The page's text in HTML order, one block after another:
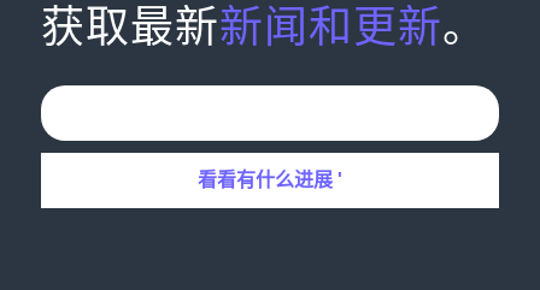
获取最新新闻和更新。